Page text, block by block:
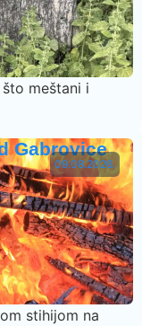
meštani i
09.08.2026.
Gabrovice
stihijom na